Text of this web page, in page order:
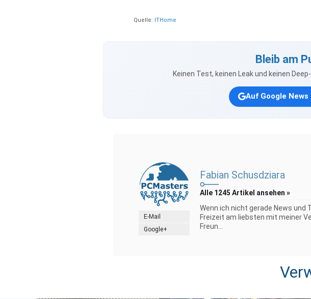
Quelle: ITHome
Bleib am
Keinen Test, keinen Leak und keinen
Auf Google News
E-Mail
Google+
Fabian Schusdziara
Alle 1245 Artikel ansehen »
Wenn ich nicht gerade News und
Freizeit am liebsten mit meiner
Freun...